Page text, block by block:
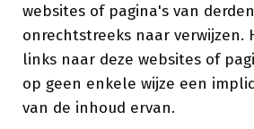
websites of pagina's van
onrechtstreeks naar verwijzen.
links naar deze websites of
op geen enkele wijze een
van de inhoud ervan.